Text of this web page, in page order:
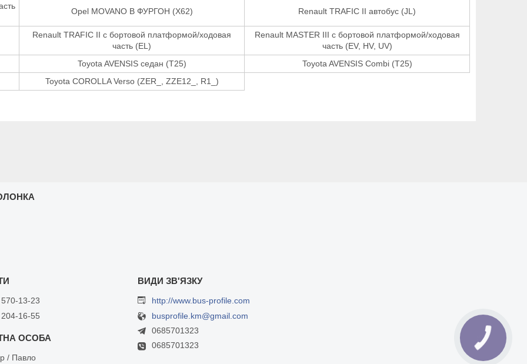
Opel MOVANO B ФУРГОН (X62) Renault TRAFIC II автобус (JL)
Renault TRAFIC II c бортовой платформой/ходовая
часть (EL)
Renault MASTER III c бортовой платформой/ходовая
часть (EV, HV, UV)
Toyota AVENSIS седан (T25)
Toyota AVENSIS Combi (T25)
Toyota COROLLA Verso (ZER_, ZZE12_, R1_)
13-23
16-55
/ Павло
http://www.bus-profile.com
busprofile.km@gmail.com
0685701323
0685701323